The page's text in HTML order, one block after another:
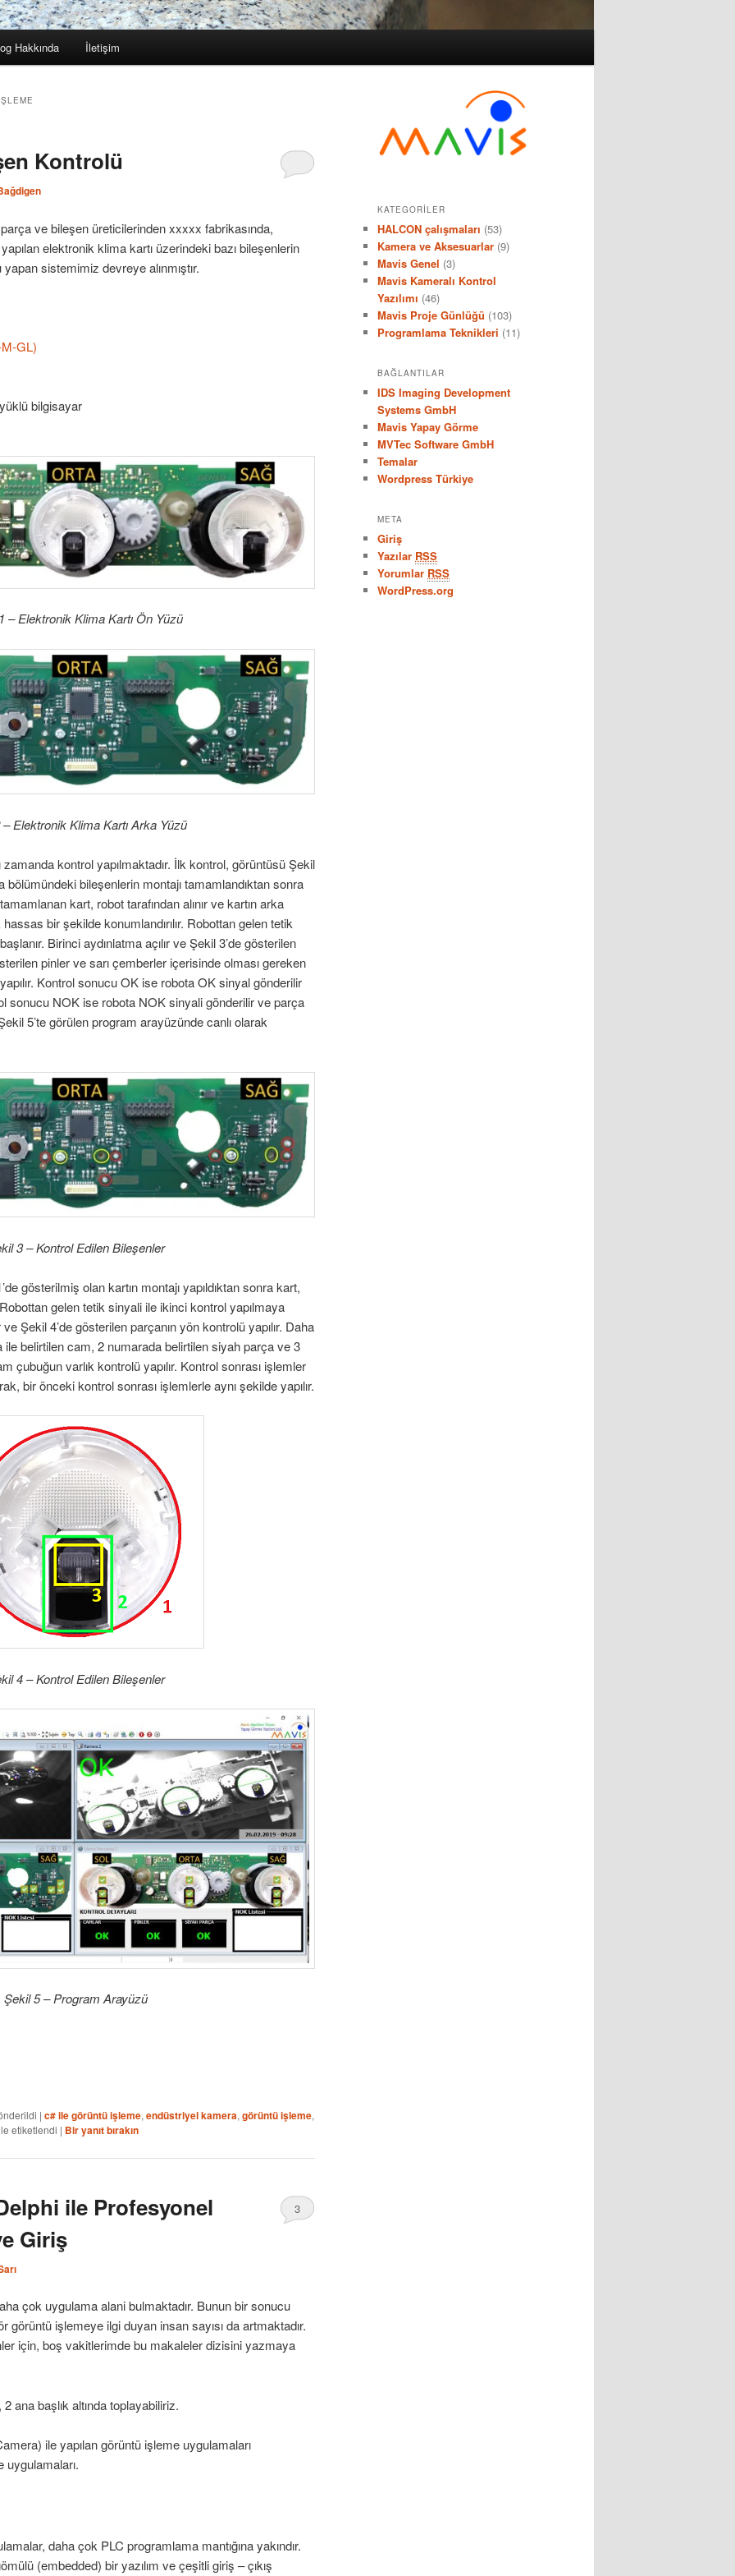
Hakkında İletişim
Kontrolü
ve bileşen üreticilerinden xxxxx fabrikasında,
elektronik klima kartı üzerindeki bazı bileşenlerin
sistemimiz devreye alınmıştır.
GL)
bilgisayar
– Elektronik Klima Kartı Ön Yüzü
Elektronik Klima Kartı Arka Yüzü
kontrol yapılmaktadır. İlk kontrol, görüntüsü Şekil
bölümündeki bileşenlerin montajı tamamlandıktan sonra
kart, robot tarafından alınır ve kartın arka
bir şekilde konumlandırılır. Robottan gelen tetik
Birinci aydınlatma açılır ve Şekil 3’de gösterilen
pinler ve sarı çemberler içerisinde olması gereken
Kontrol sonucu OK ise robota OK sinyal gönderilir
sonucu NOK ise robota NOK sinyali gönderilir ve parça
5’te görülen program arayüzünde canlı olarak
3 – Kontrol Edilen Bileşenler
gösterilmiş olan kartın montajı yapıldıktan sonra kart,
gelen tetik sinyali ile ikinci kontrol yapılmaya
ve Şekil 4’de gösterilen parçanın yön kontrolü yapılır. Daha
belirtilen cam, 2 numarada belirtilen siyah parça ve 3
çubuğun varlık kontrolü yapılır. Kontrol sonrası işlemler
bir önceki kontrol sonrası işlemlerle aynı şekilde yapılır.
4 – Kontrol Edilen Bileşenler
Şekil 5 – Program Arayüzü
| c# ile görüntü işleme, endüstriyel kamera, görüntü işleme,
etiketlendi | Bir yanıt bırakın
ile Profesyonel
Giriş
3
çok uygulama alani bulmaktadır. Bunun bir sonucu
işlemeye ilgi duyan insan sayısı da artmaktadır.
için, boş vakitlerimde bu makaleler dizisini yazmaya
ana başlık altında toplayabiliriz.
ile yapılan görüntü işleme uygulamaları
uygulamaları.
daha çok PLC programlama mantığına yakındır.
(embedded) bir yazılım ve çeşitli giriş – çıkış
KATEGORILER
HALCON çalışmaları (53)
Kamera ve Aksesuarlar (9)
Mavis Genel (3)
Mavis Kameralı Kontrol
Yazılımı (46)
Mavis Proje Günlüğü (103)
Programlama Teknikleri (11)
BAĞLANTILAR
IDS Imaging Development
Systems GmbH
Mavis Yapay Görme
MVTec Software GmbH
Temalar
Wordpress Türkiye
META
Giriş
Yazılar RSS
Yorumlar RSS
WordPress.org